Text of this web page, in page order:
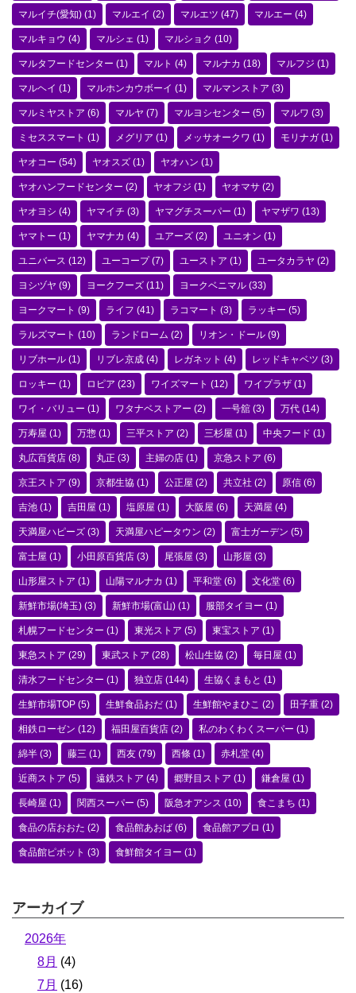
マルイチ(愛知) (1) マルエイ (2) マルエツ (47) マルエー (4)
マルキョウ (4) マルシェ (1) マルショク (10)
マルタフードセンター (1) マルト (4) マルナカ (18) マルフジ (1)
マルヘイ (1) マルホンカウボーイ (1) マルマンストア (3)
マルミヤストア (6) マルヤ (7) マルヨシセンター (5) マルワ (3)
ミセススマート (1) メグリア (1) メッサオークワ (1) モリナガ (1)
ヤオコー (54) ヤオスズ (1) ヤオハン (1)
ヤオハンフードセンター (2) ヤオフジ (1) ヤオマサ (2)
ヤオヨシ (4) ヤマイチ (3) ヤマグチスーパー (1) ヤマザワ (13)
ヤマトー (1) ヤマナカ (4) ユアーズ (2) ユニオン (1)
ユニバース (12) ユーコープ(7) ユーストア (1) ユータカラヤ (2)
ヨシヅヤ (9) ヨークフーズ (11) ヨークベニマル (33)
ヨークマート (9) ライフ (41) ラコマート (3) ラッキー (5)
ラルズマート (10) ランドローム (2) リオン・ドール (9)
リブホール (1) リブレ京成 (4) レガネット (4) レッドキャベツ (3)
ロッキー (1) ロピア (23) ワイズマート (12) ワイプラザ (1)
ワイ・バリュー (1) ワタナベストアー (2) 一号舘 (3) 万代 (14)
万寿屋 (1) 万惣 (1) 三平ストア (2) 三杉屋 (1) 中央フード (1)
丸広百貨店 (8) 丸正 (3) 主婦の店 (1) 京急ストア (6)
京王ストア (9) 京都生協 (1) 公正屋 (2) 共立社 (2) 原信 (6)
吉池 (1) 吉田屋 (1) 塩原屋 (1) 大阪屋 (6) 天満屋 (4)
天満屋ハピーズ (3) 天満屋ハピータウン (2) 富士ガーデン (5)
富士屋 (1) 小田原百貨店 (3) 尾張屋 (3) 山形屋 (3)
山形屋ストア (1) 山陽マルナカ (1) 平和堂 (6) 文化堂 (6)
新鮮市場(埼玉) (3) 新鮮市場(富山) (1) 服部タイヨー (1)
札幌フードセンター (1) 東光ストア (5) 東宝ストア (1)
東急ストア (29) 東武ストア (28) 松山生協 (2) 毎日屋 (1)
清水フードセンター (1) 独立店 (144) 生協くまもと (1)
生鮮市場TOP (5) 生鮮食品おだ (1) 生鮮館やまひこ (2) 田子重 (2)
相鉄ローゼン (12) 福田屋百貨店 (2) 私のわくわくスーパー (1)
綿半 (3) 藤三 (1) 西友 (79) 西條 (1) 赤札堂 (4)
近商ストア (5) 遠鉄ストア (4) 郷野目ストア (1) 鎌倉屋 (1)
長崎屋 (1) 関西スーパー (5) 阪急オアシス (10) 食こまち (1)
食品の店おおた (2) 食品館あおば (6) 食品館アプロ (1)
食品館ピボット (3) 食鮮館タイヨー (1)
アーカイブ
2026年
8月 (4)
7月 (16)